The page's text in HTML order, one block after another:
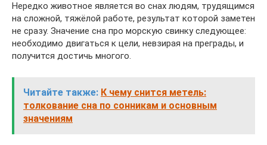
Нередко животное является во снах людям, трудящимся
на сложной, тяжёлой работе, результат которой заметен
не сразу. Значение сна про морскую свинку следующее:
необходимо двигаться к цели, невзирая на преграды, и
получится достичь многого.
Читайте также: К чему снится метель:
толкование сна по сонникам и основным
значениям